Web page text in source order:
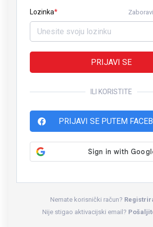
Lozinka
PRIJAVI SE
ILI KORISTITE
PRIJAVI SE PUTEM
Nemate korisnički račun?
Nije stigao aktivacijski email?